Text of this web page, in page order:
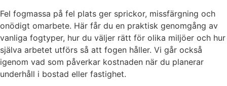
Fel fogmassa på fel plats ger sprickor, missfärgning och
onödigt omarbete. Här får du en praktisk genomgång av
vanliga fogtyper, hur du väljer rätt för olika miljöer och hur
själva arbetet utförs så att fogen håller. Vi går också
igenom vad som påverkar kostnaden när du planerar
underhåll i bostad eller fastighet.